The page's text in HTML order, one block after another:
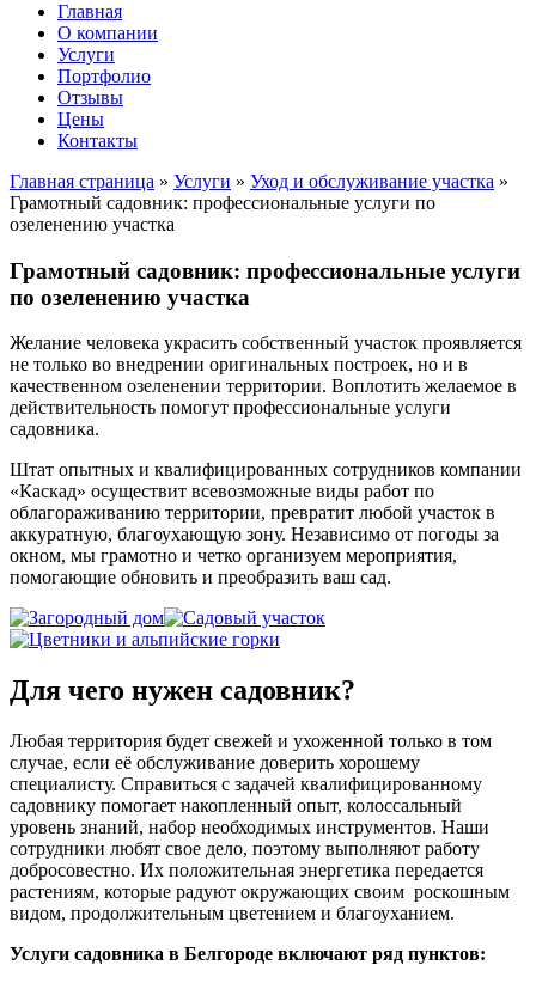
Главная
О компании
Услуги
Портфолио
Отзывы
Цены
Контакты
Главная страница » Услуги » Уход и обслуживание участка »
Грамотный садовник: профессиональные услуги по
озеленению участка
Грамотный садовник: профессиональные услуги
по озеленению участка
Желание человека украсить собственный участок проявляется
не только во внедрении оригинальных построек, но и в
качественном озеленении территории. Воплотить желаемое в
действительность помогут профессиональные услуги
садовника.
Штат опытных и квалифицированных сотрудников компании
«Каскад» осуществит всевозможные виды работ по
облагораживанию территории, превратит любой участок в
аккуратную, благоухающую зону. Независимо от погоды за
окном, мы грамотно и четко организуем мероприятия,
помогающие обновить и преобразить ваш сад.
Для чего нужен садовник?
Любая территория будет свежей и ухоженной только в том
случае, если её обслуживание доверить хорошему
специалисту. Справиться с задачей квалифицированному
садовнику помогает накопленный опыт, колоссальный
уровень знаний, набор необходимых инструментов. Наши
сотрудники любят свое дело, поэтому выполняют работу
добросовестно. Их положительная энергетика передается
растениям, которые радуют окружающих своим роскошным
видом, продолжительным цветением и благоуханием.
Услуги садовника в Белгороде включают ряд пунктов: